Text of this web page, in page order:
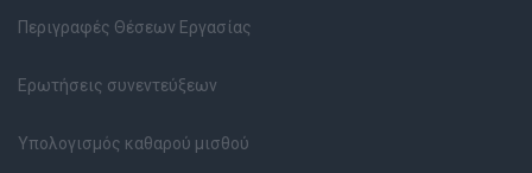
Περιγραφές Θέσεων Εργασίας
Ερωτήσεις συνεντεύξεων
Υπολογισμός καθαρού μισθού